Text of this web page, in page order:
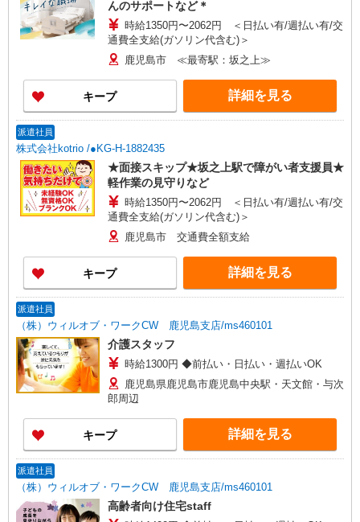
んのサポートなど＊
時給1350円〜2062円 ＜日払い有/週払い有/交
通費全支給(ガソリン代含む)＞
鹿児島市 ≪最寄駅：坂之上≫
キープ 詳細を見る
派遣社員
株式会社kotrio /●KG-H-1882435
★面接スキップ★坂之上駅で障がい者支援員★
軽作業の見守りなど
時給1350円〜2062円 ＜日払い有/週払い有/交
通費全支給(ガソリン代含む)＞
鹿児島市 交通費全額支給
キープ 詳細を見る
派遣社員
（株）ウィルオブ・ワークCW 鹿児島支店/ms460101
介護スタッフ
時給1300円 ◆前払い・日払い・週払いOK
鹿児島県鹿児島市鹿児島中央駅・天文館・与次
郎周辺
キープ 詳細を見る
派遣社員
（株）ウィルオブ・ワークCW 鹿児島支店/ms460101
高齢者向け住宅staff